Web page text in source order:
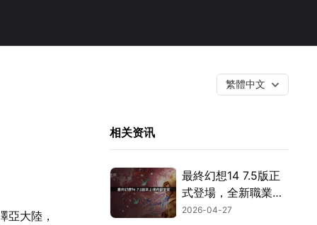
繁體中文
亞大陸，
相关资讯
最終幻想14 7.5版正
式登場，全新職業與
玩法完整剖析！
2026-04-27